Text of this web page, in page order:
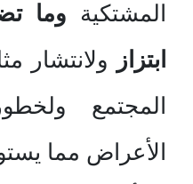
المشتكية وما
ابتزاز
ولانتشار
المجتمع
الأعراض مما